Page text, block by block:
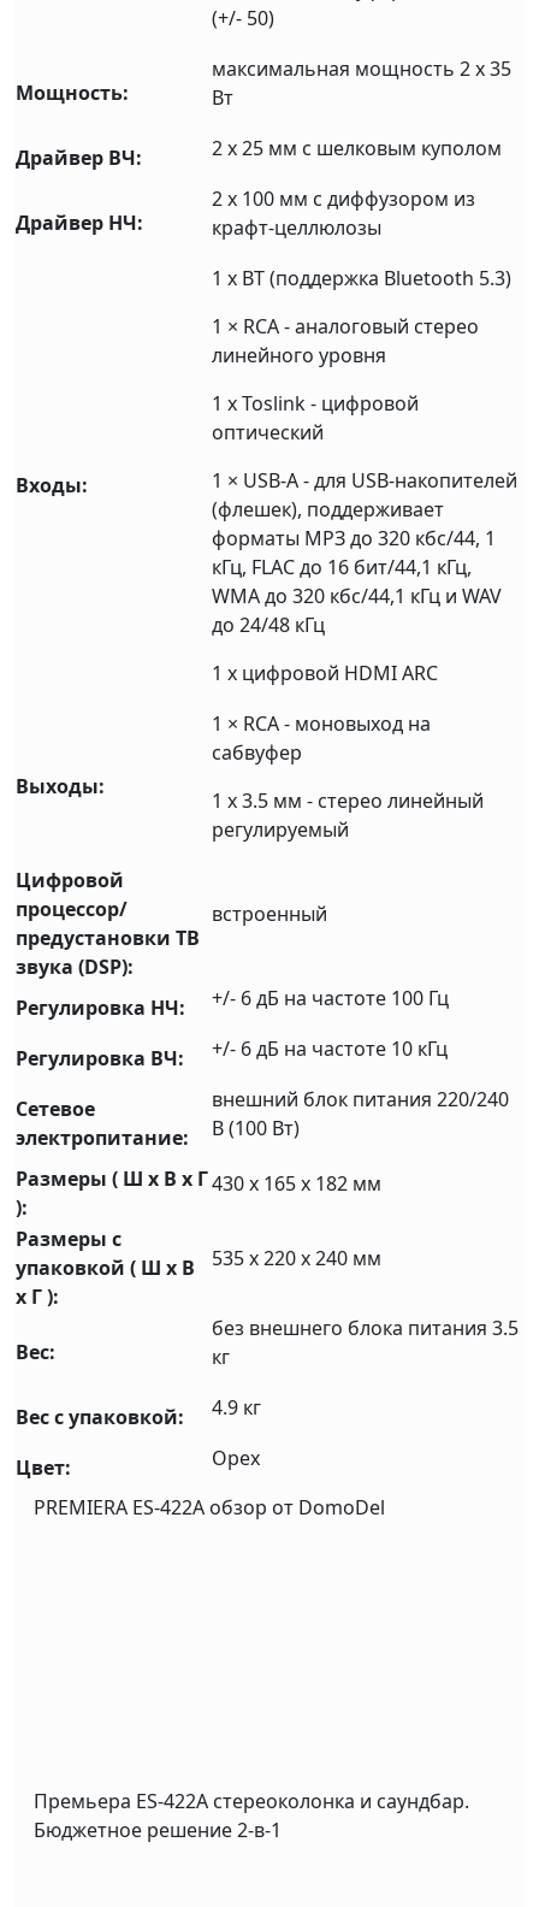
(+/- 50)
Мощность:
максимальная мощность 2 х 35
Вт
Драйвер ВЧ: 2 x 25 мм с шелковым куполом
Драйвер НЧ:
2 x 100 мм с диффузором из
крафт-целлюлозы
Входы:
1 х BT (поддержка Bluetooth 5.3)
1 × RCA - аналоговый стерео
линейного уровня
1 x Toslink - цифровой
оптический
1 × USB-A - для USB-накопителей
(флешек), поддерживает
форматы МРЗ до 320 кбс/44, 1
кГц, FLAC до 16 бит/44,1 кГц,
WMA до 320 кбс/44,1 кГц и WAV
до 24/48 кГц
1 х цифровой HDMI ARC
Выходы:
1 × RCA - моновыход на
сабвуфер
1 х 3.5 мм - стерео линейный
регулируемый
Цифровой
процессор/
предустановки ТВ
звука (DSP):
встроенный
Регулировка НЧ: +/- 6 дБ на частоте 100 Гц
Регулировка ВЧ: +/- 6 дБ на частоте 10 кГц
Сетевое
электропитание:
внешний блок питания 220/240
В (100 Вт)
Размеры ( Ш x В x Г
):
430 х 165 х 182 мм
Размеры с
упаковкой ( Ш x В
x Г ):
535 х 220 х 240 мм
Вес:
без внешнего блока питания 3.5
кг
Вес с упаковкой: 4.9 кг
Цвет:
Орех
PREMIERA ES-422A обзор от DomoDel
Премьера ES-422A стереоколонка и саундбар.
Бюджетное решение 2-в-1